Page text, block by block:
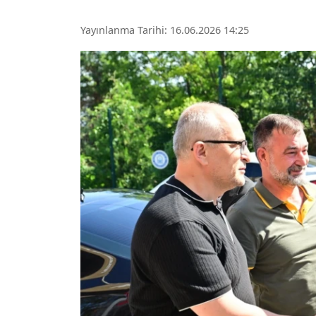
Yayınlanma Tarihi: 16.06.2026 14:25